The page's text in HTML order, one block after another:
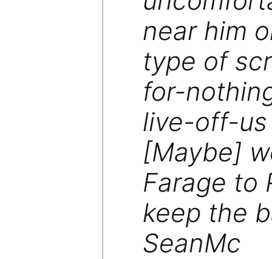
near him
type of
for-
live-off-us
[Maybe]
Farage to
keep the
SeanMc